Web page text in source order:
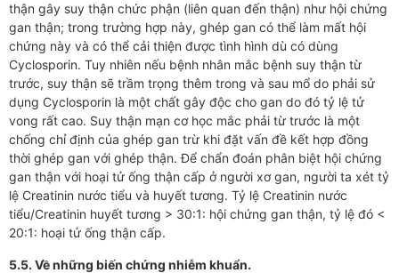
thận gây suy thận chức phận (liên quan đến thận) như hội chứng
gan thận; trong trường hợp này, ghép gan có thể làm mất hội
chứng này và có thể cải thiện được tình hình dù có dùng
Cyclosporin. Tuy nhiên nếu bệnh nhân mắc bệnh suy thận từ
trước, suy thận sẽ trầm trọng thêm trong và sau mổ do phải sử
dụng Cyclosporin là một chất gây độc cho gan do đó tỷ lệ tử
vong rất cao. Suy thận mạn cơ học mắc phải từ trước là một
chống chỉ định của ghép gan trừ khi đặt vấn đề kết hợp đồng
thời ghép gan với ghép thận. Để chẩn đoán phân biệt hội chứng
gan thận với hoại tử ống thận cấp ở người xơ gan, người ta xét tỷ
lệ Creatinin nước tiểu và huyết tương. Tỷ lệ Creatinin nước
tiểu/Creatinin huyết tương > 30:1: hội chứng gan thận, tỷ lệ đó <
20:1: hoại tử ống thận cấp.
5.5. Về những biến chứng nhiễm khuẩn.